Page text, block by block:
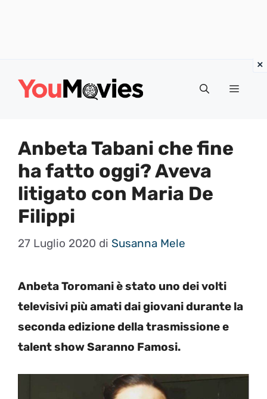
Menu
Anbeta Tabani che fine
ha fatto oggi? Aveva
litigato con Maria De
Filippi
27 Luglio 2020 di Susanna Mele
Anbeta Toromani è stato uno dei volti
televisivi più amati dai giovani durante la
seconda edizione della trasmissione e
talent show Saranno Famosi.